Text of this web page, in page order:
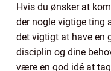
Hvis du ønsker at
der nogle vigtige ting
det vigtigt at have en
disciplin og dine
være en god idé at